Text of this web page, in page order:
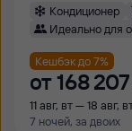
Кондиционер
Идеально для
Кешбэк до 7%
от 168
11 авг, вт — 18 авг,
7 ночей, за двоих